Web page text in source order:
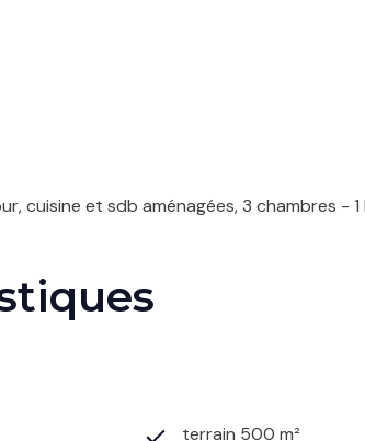
cuisine et sdb aménagées, 3 chambres -
terrain 500 m²